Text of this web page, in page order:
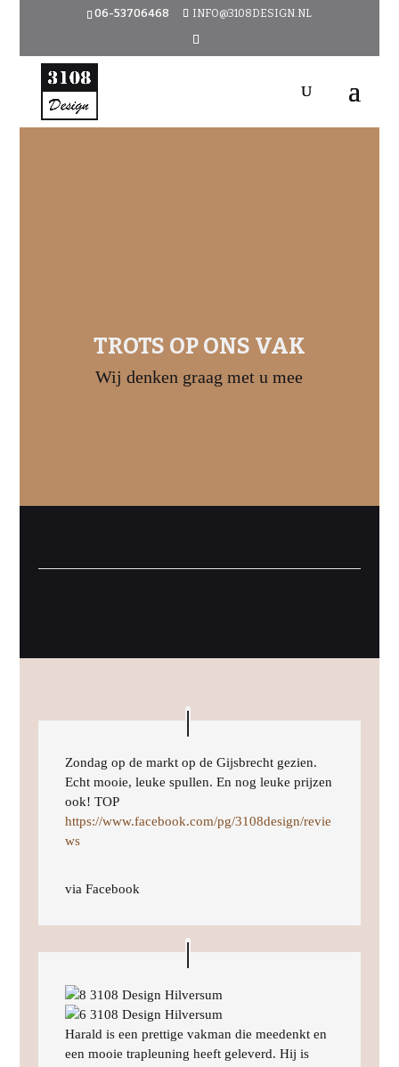
06-53706468 INFO@3108DESIGN.NL
TROTS OP ONS VAK
Wij denken graag met u mee
Zondag op de markt op de Gijsbrecht gezien.
Echt mooie, leuke spullen. En nog leuke prijzen
ook! TOP
https://www.facebook.com/pg/3108design/revie
ws
via Facebook
Harald is een prettige vakman die meedenkt en
een mooie trapleuning heeft geleverd. Hij is